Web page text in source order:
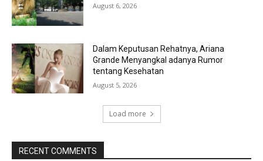
August 6, 2026
Dalam Keputusan Rehatnya, Ariana
Grande Menyangkal adanya Rumor
tentang Kesehatan
August 5, 2026
Load more
RECENT COMMENTS